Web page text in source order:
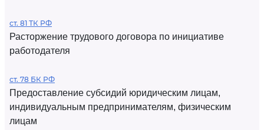
ст. 81 ТК РФ
Расторжение трудового договора по инициативе
работодателя
ст. 78 БК РФ
Предоставление субсидий юридическим лицам,
индивидуальным предпринимателям, физическим
лицам